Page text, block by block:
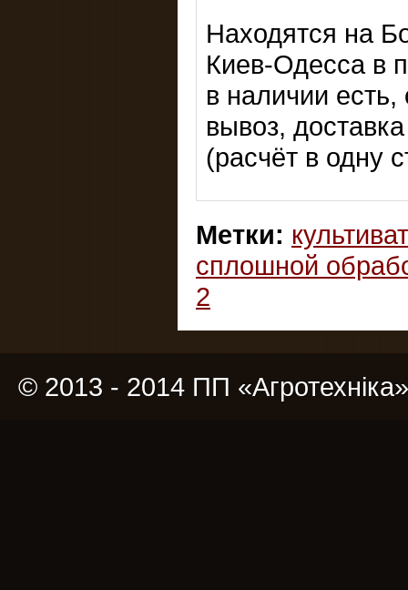
Находятся на
Киев-Одесса в
в наличии
вывоз,
(расчёт в одну
Метки:
сплошной
2
© 2013 - 2014 ПП «Агротехніка»